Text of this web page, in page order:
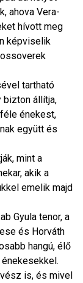
ahova Vera-
hívott meg
képviselik
tartható
bizton állítja,
énekest,
együtt és
mint a
akik a
emelik majd
Gyula tenor, a
és Horváth
hangú, élő
is, és mivel